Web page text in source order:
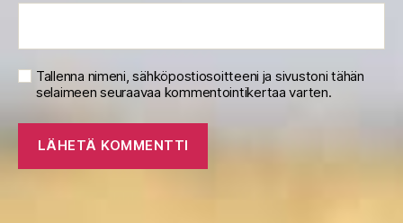
Tallenna nimeni, sähköpostiosoitteeni ja sivustoni tähän
selaimeen seuraavaa kommentointikertaa varten.